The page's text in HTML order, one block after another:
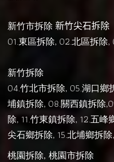
新竹市拆除 新竹尖石拆除
01.東區拆除, 02.北區拆除,
新竹拆除
04.竹北市拆除, 05.湖口鄉
埔鎮拆除, 08.關西鎮拆除
除, 11.竹東鎮拆除, 12.五峰
尖石鄉拆除, 15.北埔鄉拆除
桃園拆除, 桃園市拆除